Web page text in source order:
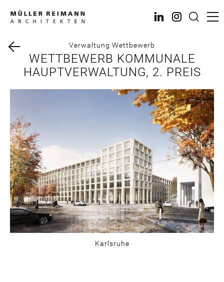
zum
Verwaltung Wettbewerb
WETTBEWERB KOMMUNALE
HAUPTVERWALTUNG, 2. PREIS
Karlsruhe